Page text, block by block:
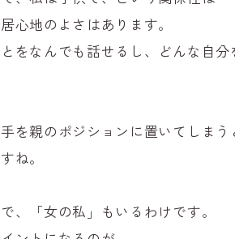
心地のよさはあります。
をなんでも話せるし、どんな自
を親のポジションに置いてしま
ね。
、「女の私」もいるわけです。